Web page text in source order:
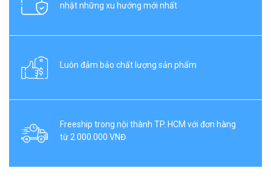
nhật những xu hướng mới nhất
Luôn đảm bảo chất lượng sản phẩm
Freeship trong nội thành TP. HCM với đơn hàng
từ 2.000.000 VNĐ